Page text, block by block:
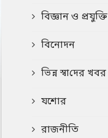
বিজ্ঞান ও প্রযুক্তি
বিনোদন
ভিন্ন স্বা‌দের খবর
যশোর
রাজনীতি